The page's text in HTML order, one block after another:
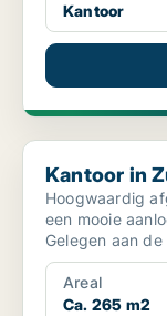
Kantoor
Kantoor in
Kantoor in
Hoogwaardig
een mooie
Gelegen aan
mogen w...
Areal
Ca. 265 m2